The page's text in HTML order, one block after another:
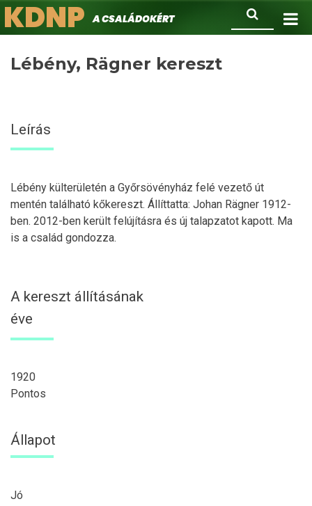
Ugrás
a
Keresés
KDNPA családokért.
Lébény, Rägner kereszt
Leírás
Lébény külterületén a Győrsövényház felé vezető út
mentén található kőkereszt. Állíttatta: Johan Rägner 1912-
ben. 2012-ben került felújításra és új talapzatot kapott. Ma
is a család gondozza.
A kereszt állításának
éve
1920
Pontos
Állapot
Jó